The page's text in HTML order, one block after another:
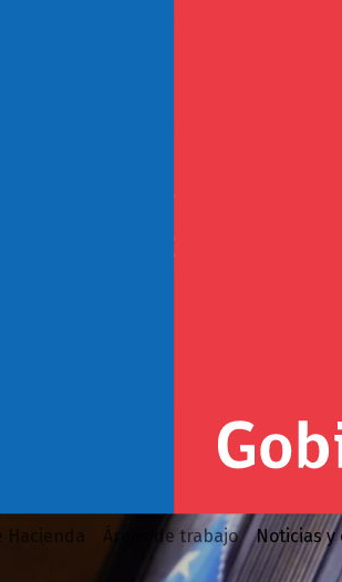
Hacienda Áreas de trabajo Noticias y
Cuenta
fiscal que